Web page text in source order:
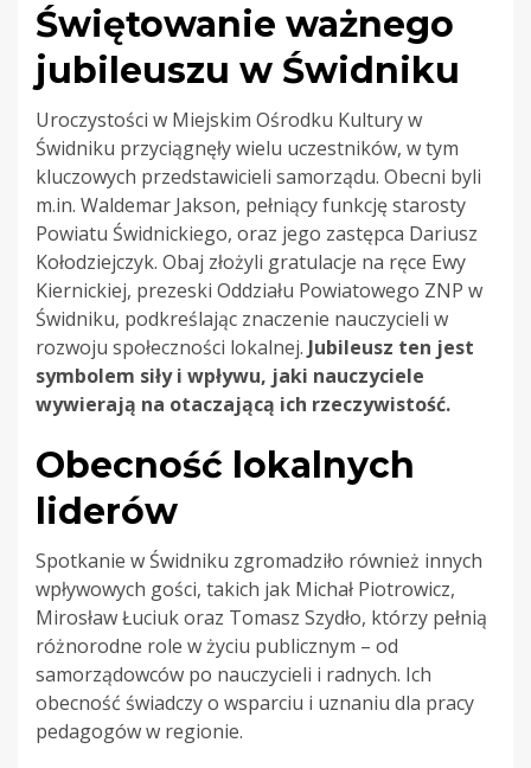
Świętowanie ważnego
jubileuszu w Świdniku
Uroczystości w Miejskim Ośrodku Kultury w
Świdniku przyciągnęły wielu uczestników, w tym
kluczowych przedstawicieli samorządu. Obecni byli
m.in. Waldemar Jakson, pełniący funkcję starosty
Powiatu Świdnickiego, oraz jego zastępca Dariusz
Kołodziejczyk. Obaj złożyli gratulacje na ręce Ewy
Kiernickiej, prezeski Oddziału Powiatowego ZNP w
Świdniku, podkreślając znaczenie nauczycieli w
rozwoju społeczności lokalnej. Jubileusz ten jest
symbolem siły i wpływu, jaki nauczyciele
wywierają na otaczającą ich rzeczywistość.
Obecność lokalnych
liderów
Spotkanie w Świdniku zgromadziło również innych
wpływowych gości, takich jak Michał Piotrowicz,
Mirosław Łuciuk oraz Tomasz Szydło, którzy pełnią
różnorodne role w życiu publicznym – od
samorządowców po nauczycieli i radnych. Ich
obecność świadczy o wsparciu i uznaniu dla pracy
pedagogów w regionie.